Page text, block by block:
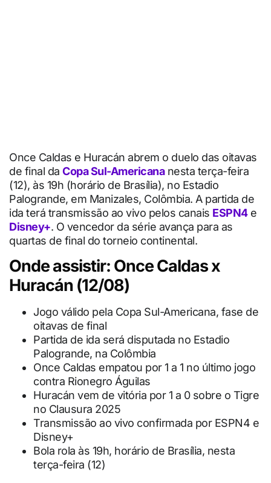
Once Caldas e Huracán abrem o duelo das oitavas
de final da Copa Sul-Americananesta terça-feira
(12), às 19h (horário de Brasília), no Estadio
Palogrande, em Manizales, Colômbia. A partida de
ida terá transmissão ao vivo pelos canais ESPN4e
Disney+. O vencedor da série avança para as
quartas de final do torneio continental.
Onde assistir: Once Caldas x
Huracán (12/08)
Jogo válido pela Copa Sul-Americana, fase de
oitavas de final
Partida de ida será disputada no Estadio
Palogrande, na Colômbia
Once Caldas empatou por 1 a 1 no último jogo
contra Rionegro Águilas
Huracán vem de vitória por 1 a 0 sobre o Tigre
no Clausura 2025
Transmissão ao vivo confirmada por ESPN4 e
Disney+
Bola rola às 19h, horário de Brasília, nesta
terça-feira (12)